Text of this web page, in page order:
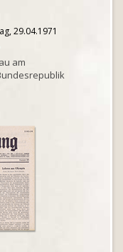
29.04.1971
am